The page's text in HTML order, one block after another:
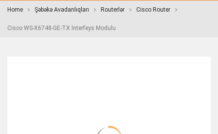
Home Şəbəkə Avadanlıqları Routerlər Cisco Router
Cisco WS-X6748-GE-TX İnterfeys Modulu